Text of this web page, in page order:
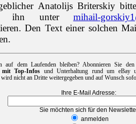
Anatolijs Briterskiy
ihn unter mihail-
Den Text einer solchen
auf dem Laufenden bleiben? Abonnieren Sie
mit Top-Infos und Unterhaltung rund um eBay
nicht an Dritte weitergegeben und auf Wunsch
Ihre E-Mail Adresse:
Sie möchten sich für den
anmelden